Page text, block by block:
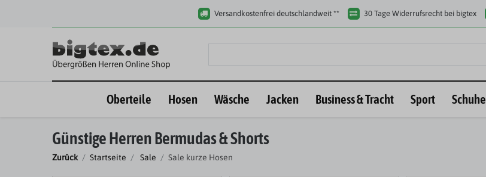
Versandkostenfrei deutschlandweit ** 30 Tage Widerrufsrecht bei bigtex
Oberteile Hosen Wäsche Jacken Business & Tracht Sport Schuhe
Günstige Herren Bermudas & Shorts
Zurück Startseite Sale Sale kurze Hosen